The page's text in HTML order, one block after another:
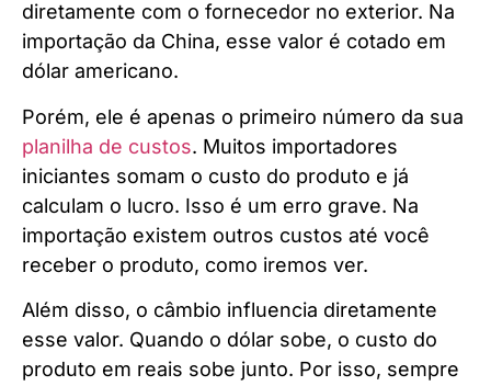
diretamente com o fornecedor no exterior. Na
importação da China, esse valor é cotado em
dólar americano.
Porém, ele é apenas o primeiro número da sua
planilha de custos. Muitos importadores
iniciantes somam o custo do produto e já
calculam o lucro. Isso é um erro grave. Na
importação existem outros custos até você
receber o produto, como iremos ver.
Além disso, o câmbio influencia diretamente
esse valor. Quando o dólar sobe, o custo do
produto em reais sobe junto. Por isso, sempre